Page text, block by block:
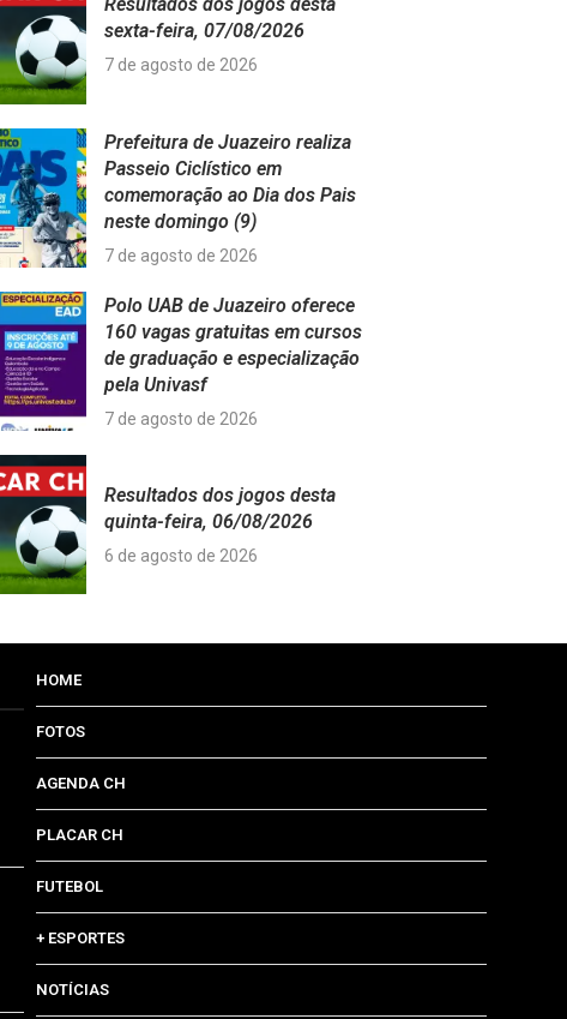
Resultados dos jogos desta
sexta-feira, 07/08/2026
7 de agosto de 2026
Prefeitura de Juazeiro realiza
Passeio Ciclístico em
comemoração ao Dia dos Pais
neste domingo (9)
7 de agosto de 2026
Polo UAB de Juazeiro oferece
160 vagas gratuitas em cursos
de graduação e especialização
pela Univasf
7 de agosto de 2026
Resultados dos jogos desta
quinta-feira, 06/08/2026
6 de agosto de 2026
HOME
FOTOS
AGENDA CH
PLACAR CH
FUTEBOL
+ ESPORTES
NOTÍCIAS